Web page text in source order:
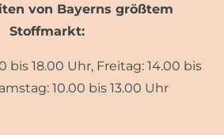
von Bayerns größtem
Stoffmarkt:
bis 18.00 Uhr, Freitag: 14.00 bis
10.00 bis 13.00 Uhr